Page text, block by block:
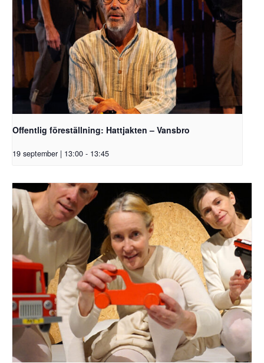
Offentlig föreställning: Hattjakten – Vansbro
19 september | 13:00 - 13:45